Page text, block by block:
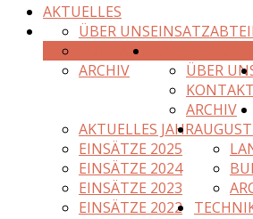
AKTUELLES
ÜBER UNS
KONTAKT
ARCHIV
ÜBER
KONTAKT
ARCHIV
AKTUELLES JAHR
EINSÄTZE 2025
EINSÄTZE 2024
EINSÄTZE 2023
EINSÄTZE 2022